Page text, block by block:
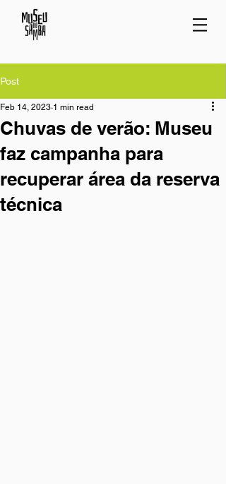
Post
Chuvas de verão: Museu
faz campanha para
recuperar área da reserva
técnica
Feb 14, 2023 1 min read